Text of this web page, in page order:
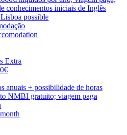
conhecimentos iniciais de Inglês
possible
Extra
anuais + possibilidade de horas
NMBI gratuito; viagem paga